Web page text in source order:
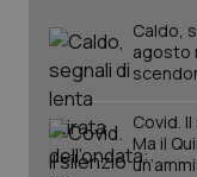
Caldo,
agosto
Covid.
Ma il